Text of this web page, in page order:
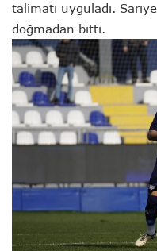
talimatı uyguladı.
doğmadan bitti.